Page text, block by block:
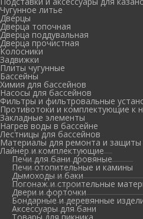
Чугунное литье
Дверцы
Дверца топочная
Дверца поддувальная
Дверца прочистная
Колосники
Задвижки
Плиты чугунные
Бассейны
Химия для бассейнов
Насосы для бассейнов
Фильтры и фильтровальные
Противотоки и комплектующие к
Закладные элементы
Нагрев воды в бассейне
Лестницы для бассейнов
Материалы для ремонта и защиты
Лайнер и комплектующие
Печи для бани дровяные
Печи отопительные и камины
Дымоходы и баки
Погонаж и строительные
Двери и форточки
Бондарные и деревянные
Аксессуары для бани